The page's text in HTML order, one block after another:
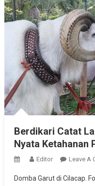
Berdikari Catat
Nyata Ketahanan
Editor Leave A
Domba Garut di Cilacap.